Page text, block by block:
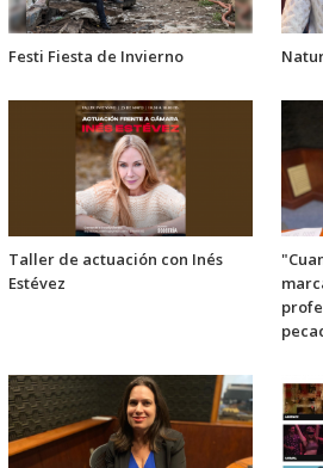
Festi Fiesta de Invierno
Taller de actuación con Inés
Estévez